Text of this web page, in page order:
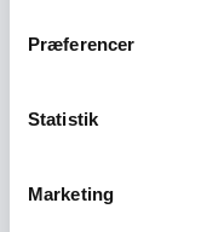
Præferencer
Statistik
Marketing
Western